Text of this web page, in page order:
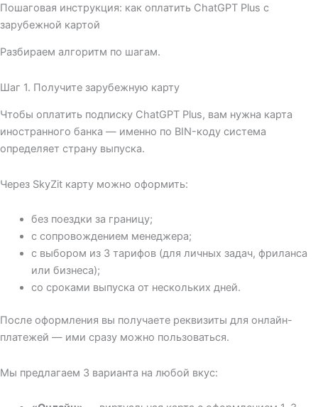
Пошаговая инструкция: как оплатить ChatGPT Plus с
зарубежной картой
Разбираем алгоритм по шагам.
Шаг 1. Получите зарубежную карту
Чтобы оплатить подписку ChatGPT Plus, вам нужна карта
иностранного банка — именно по BIN-коду система
определяет страну выпуска.
Через SkyZit карту можно оформить:
без поездки за границу;
с сопровождением менеджера;
с выбором из 3 тарифов (для личных задач, фриланса
или бизнеса);
со сроками выпуска от нескольких дней.
После оформления вы получаете реквизиты для онлайн-
платежей — ими сразу можно пользоваться.
Мы предлагаем 3 варианта на любой вкус: